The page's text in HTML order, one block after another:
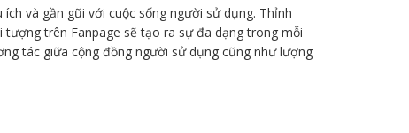
và gần gũi với cuộc sống người sử dụng. Thỉnh
trên Fanpage sẽ tạo ra sự đa dạng trong mỗi
tác giữa cộng đồng người sử dụng cũng như lượng